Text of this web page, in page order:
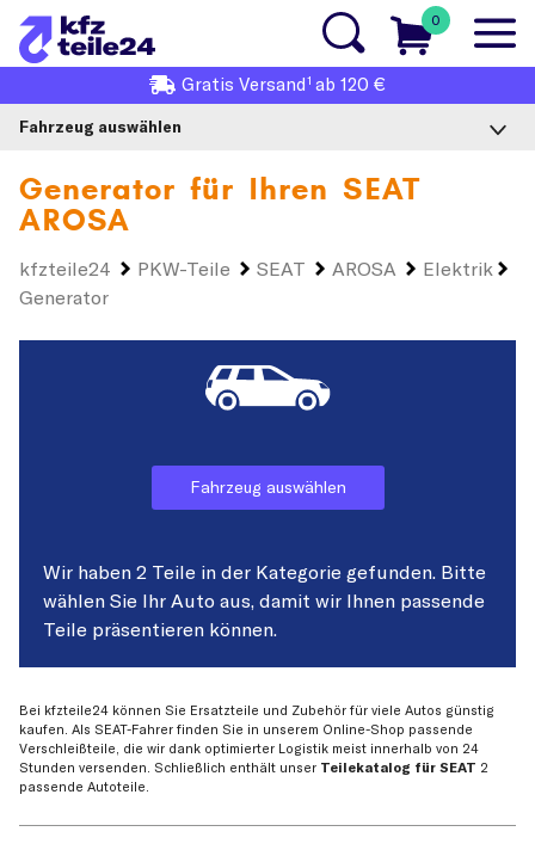
0
Gratis Versand1 ab 120 €
Fahrzeug auswählen
Generator für Ihren SEAT
AROSA
kfzteile24 PKW-Teile SEAT AROSA
Elektrik
Generator
Fahrzeug auswählen
Wir haben 2 Teile in der Kategorie gefunden. Bitte
wählen Sie Ihr Auto aus, damit wir Ihnen passende
Teile präsentieren können.
Bei kfzteile24 können Sie Ersatzteile und Zubehör für viele Autos günstig
kaufen. Als SEAT-Fahrer finden Sie in unserem Online-Shop passende
Verschleißteile, die wir dank optimierter Logistik meist innerhalb von 24
Stunden versenden. Schließlich enthält unser Teilekatalog für SEAT 2
passende Autoteile.